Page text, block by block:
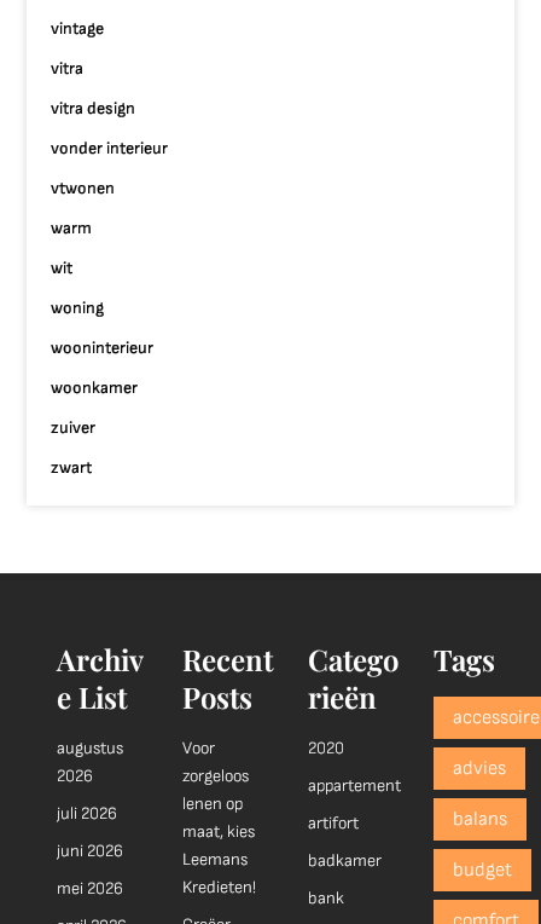
vintage
vitra
vitra design
vonder interieur
vtwonen
warm
wit
woning
wooninterieur
woonkamer
zuiver
zwart
Archiv
e List
augustus
2026
juli 2026
juni 2026
mei 2026
Recent
Posts
Voor
zorgeloos
lenen op
maat, kies
Leemans
Kredieten!
Catego
rieën
2020
appartement
artifort
badkamer
bank
Tags
advies
balans
budget